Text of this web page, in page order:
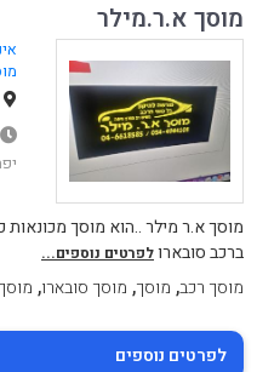
מוסך א.ר.מילר
מוסך א.ר מילר ..הוא מוסך
ברכב סובארולפרטים נוספים...
מוסך רכב, מוסך, מוסך סובארו,
לפרטים נוספים